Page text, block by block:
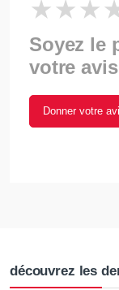
Soyez le
votre avis
Donner votre
découvrez les